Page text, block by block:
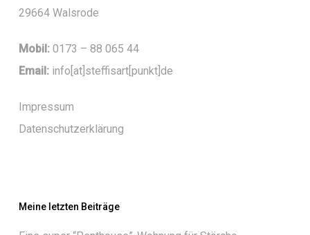
29664 Walsrode
Mobil:0173 – 88 065 44
Email:info[at]steffisart[punkt]de
Impressum
Datenschutzerklärung
Meine letzten Beiträge